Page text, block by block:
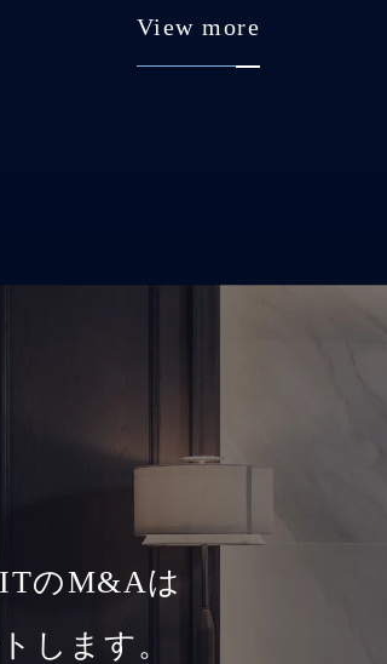
View more
のM&Aは
します。